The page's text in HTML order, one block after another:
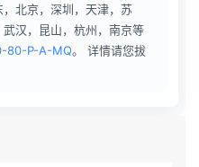
，北京，深圳，天津，苏
汉，昆山，杭州，南京等
80-P-A-MQ。 详情请您拔